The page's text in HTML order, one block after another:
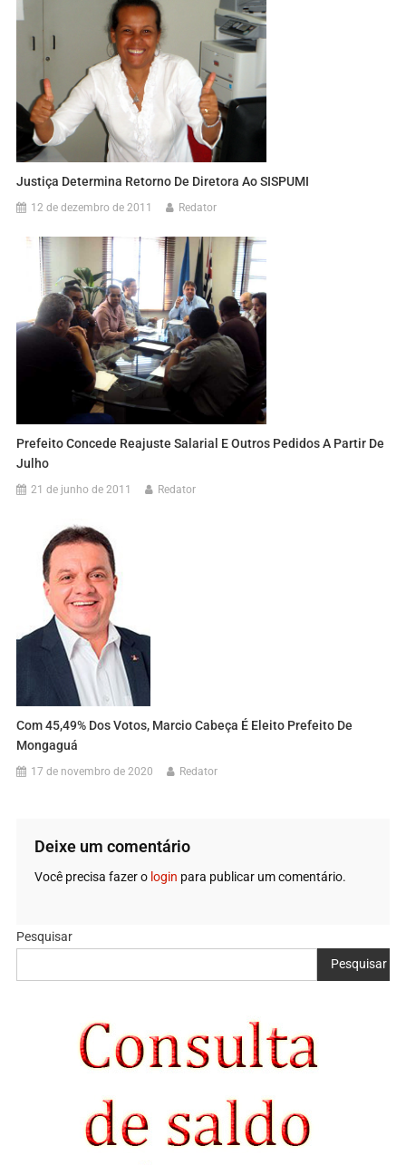
Justiça Determina Retorno De Diretora Ao SISPUMI
12 de dezembro de 2011 Redator
Prefeito Concede Reajuste Salarial E Outros Pedidos A Partir De
Julho
21 de junho de 2011 Redator
Com 45,49% Dos Votos, Marcio Cabeça É Eleito Prefeito De
Mongaguá
17 de novembro de 2020 Redator
Deixe um comentário
Você precisa fazer o login para publicar um comentário.
Pesquisar
Pesquisar